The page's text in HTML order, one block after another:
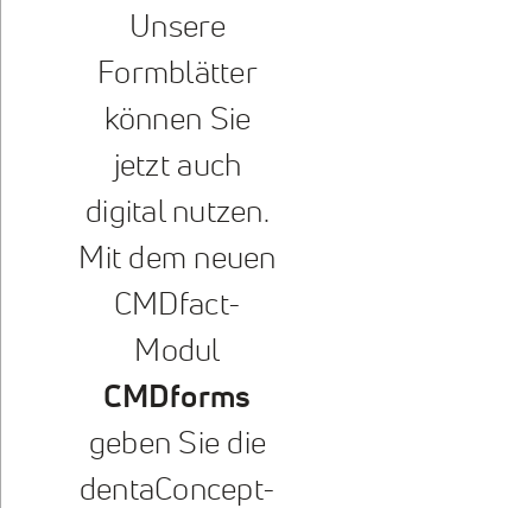
Unsere
Formblätter
können Sie
jetzt auch
digital nutzen.
Mit dem neuen
CMDfact-
Modul
CMDforms
geben Sie die
dentaConcept-